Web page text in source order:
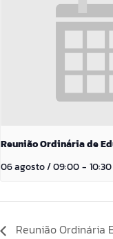
Reunião Ordinária de
06 agosto / 09:00- 10:30
Reunião Ordinária